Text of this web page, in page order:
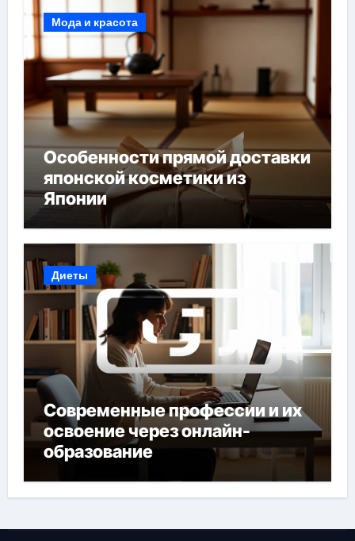
Мода и красота
Особенности прямой доставки
японской косметики из
Японии
Диеты
Современные профессии и их
освоение через онлайн-
образование